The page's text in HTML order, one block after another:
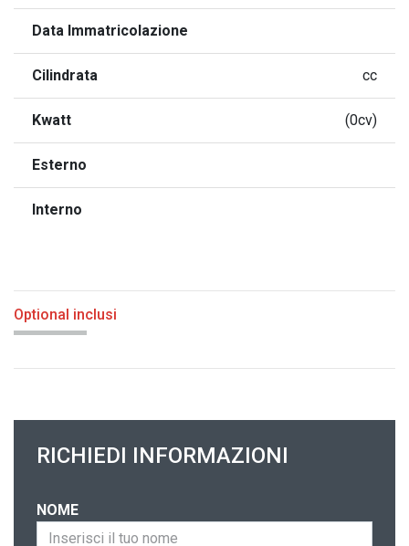
Data Immatricolazione
Cilindrata cc
Kwatt (0cv)
Esterno
Interno
Optional inclusi
RICHIEDI INFORMAZIONI
NOME